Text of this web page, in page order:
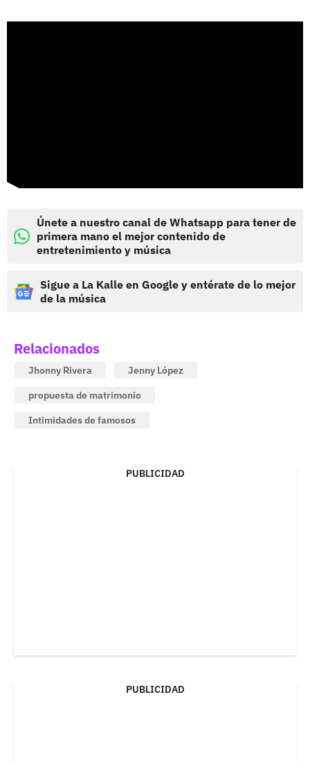
Únete a nuestro canal de Whatsapp para tener de
primera mano el mejor contenido de
entretenimiento y música
Sigue a La Kalle en Google y entérate de lo mejor
de la música
Relacionados
Jhonny Rivera
Jenny López
propuesta de matrimonio
Intimidades de famosos
PUBLICIDAD
PUBLICIDAD